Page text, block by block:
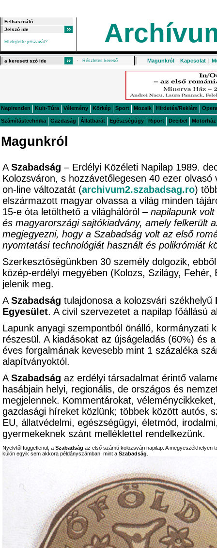
Elfelejtette jelszavát?
Részletes kereső Magunkról | Kapcsolat |
Napirenden Kult-Túra Vélemény Körkép Sport Mozaik Hirdetés/Reklám Opera
Számítástechnika Gazdaság Állatbarát Egészségügy Riport Decibel Motorház
Magunkról
A Szabadság – Erdélyi Közéleti Napilap 1989.
Kolozsváron, s hozzávetőlegesen 40 ezer
on-line változatát (archivum2.szabadsag.ro)
elszármazott magyar olvassa a világ minden
15-e óta letölthető a világhálóról – napilapunk
és magyarországi sajtókiadvány, amely felkerült
megjegyezni, hogy a Szabadság volt az első
nyomtatási technológiát használt és polikrómiát
Szerkesztőségünkben 30 személy dolgozik,
közép-erdélyi megyében (Kolozs, Szilágy,
jelenik meg.
A Szabadság tulajdonosa a kolozsvári székhelyű
Egyesület. A civil szervezetet a napilap főállású
Lapunk anyagi szempontból önálló, kormányzati
részesül. A kiadásokat az újságeladás (60%) és
éves forgalmának kevesebb mint 1 százaléka
alapítványoktól.
A Szabadság az erdélyi társadalmat érintő
hasábjain helyi, regionális, de országos és
megjelennek. Kommentárokat,
gazdasági híreket közlünk; többek között autós,
EU, állatvédelmi, egészségügyi, életmód,
gyermekeknek szánt melléklettel rendelkezünk.
Nyelvtől függetlenül, a Szabadság az első számú kolozsvári napilap. A megyeszékhelyen
külön egyik sem akkora példányszámban, mint a Szabadság